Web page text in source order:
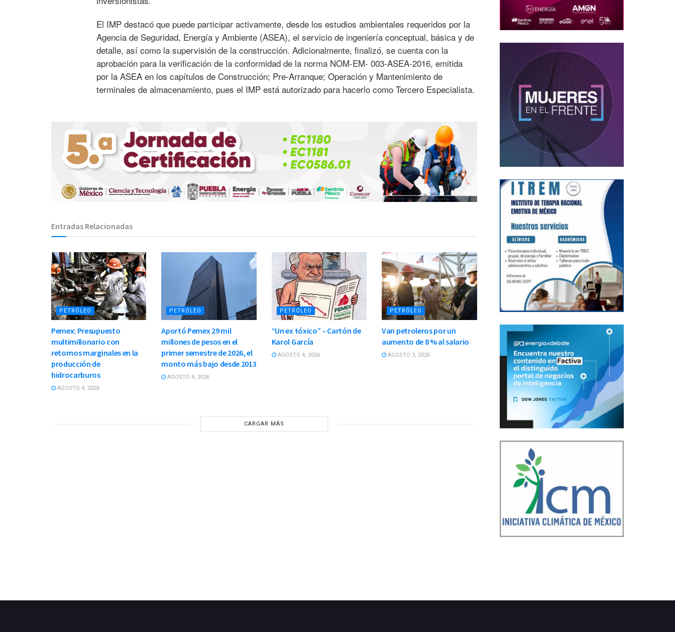
El IMP destacó que puede participar activamente, desde los estudios ambientales requeridos por la
Agencia de Seguridad, Energía y Ambiente (ASEA), el servicio de ingeniería conceptual, básica y de
detalle, así como la supervisión de la construcción. Adicionalmente, finalizó, se cuenta con la
aprobación para la verificación de la conformidad de la norma NOM-EM- 003-ASEA-2016, emitida
por la ASEA en los capítulos de Construcción; Pre-Arranque; Operación y Mantenimiento de
terminales de almacenamiento, pues el IMP está autorizado para hacerlo como Tercero Especialista.
Entradas Relacionadas
PETRÓLEO
Pemex: Presupuesto
multimillonario con
retornos marginales en la
producción de
hidrocarburos
AGOSTO 4, 2026
PETRÓLEO
Aportó Pemex 29 mil
millones de pesos en el
primer semestre de 2026, el
monto más bajo desde 2013
AGOSTO 4, 2026
PETRÓLEO
“Un ex tóxico” – Cartón de
Karol García
AGOSTO 4, 2026
PETRÓLEO
Van petroleros por un
aumento de 8 % al salario
AGOSTO 3, 2026
CARGAR MÁS